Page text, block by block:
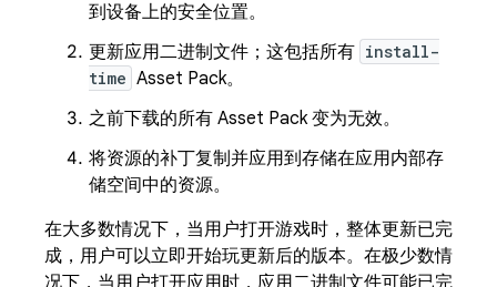
到设备上的安全位置。
更新应用二进制文件；这包括所有 install-
time Asset Pack。
之前下载的所有 Asset Pack 变为无效。
将资源的补丁复制并应用到存储在应用内部存
储空间中的资源。
在大多数情况下，当用户打开游戏时，整体更新已完
成，用户可以立即开始玩更新后的版本。在极少数情
况下，当用户打开应用时，应用二进制文件可能已完